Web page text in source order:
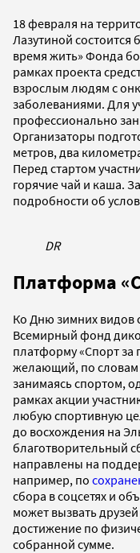
18 февраля на
Лазутиной
время жить» Фонда
рамках проекта
взрослым людям с
заболеваниями. Для
профессионально
Организаторы
метров, два
Перед стартом
горячие чай и каша.
подробности об
DR
Платформа
Ко Дню зимних видов
Всемирный фонд
платформу «Спорт
желающий, по словам
занимаясь спортом,
рамках акции
любую спортивную
до восхождения на
благотворительный
направлены на
например, по
сбора в соцсетях и
может вызвать
достижение по
собранной сумме.